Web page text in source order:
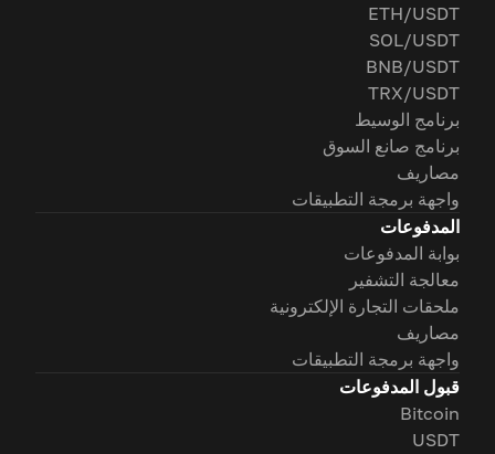
ETH/USDT
SOL/USDT
BNB/USDT
TRX/USDT
برنامج الوسيط
برنامج صانع السوق
مصاريف
واجهة برمجة التطبيقات
المدفوعات
بوابة المدفوعات
معالجة التشفير
ملحقات التجارة الإلكترونية
مصاريف
واجهة برمجة التطبيقات
قبول المدفوعات
Bitcoin
USDT